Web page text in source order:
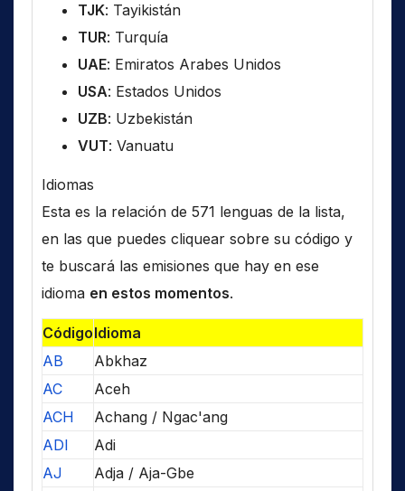
TJK: Tayikistán
TUR: Turquía
UAE: Emiratos Arabes Unidos
USA: Estados Unidos
UZB: Uzbekistán
VUT: Vanuatu
Idiomas
Esta es la relación de 571 lenguas de la lista,
en las que puedes cliquear sobre su código y
te buscará las emisiones que hay en ese
idioma en estos momentos.
CódigoIdioma
AB
Abkhaz
AC
Aceh
ACH
Achang / Ngac'ang
ADI
Adi
AJ
Adja / Aja-Gbe